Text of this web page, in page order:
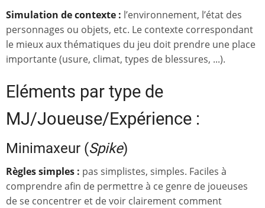
Simulation de contexte : l’environnement, l’état des
personnages ou objets, etc. Le contexte correspondant
le mieux aux thématiques du jeu doit prendre une place
importante (usure, climat, types de blessures, ...).
Eléments par type de
MJ/Joueuse/Expérience :
Minimaxeur (Spike)
Règles simples : pas simplistes, simples. Faciles à
comprendre afin de permettre à ce genre de joueuses
de se concentrer et de voir clairement comment